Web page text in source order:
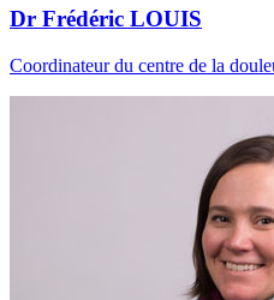
Dr Frédéric LOUIS
Coordinateur du centre de la